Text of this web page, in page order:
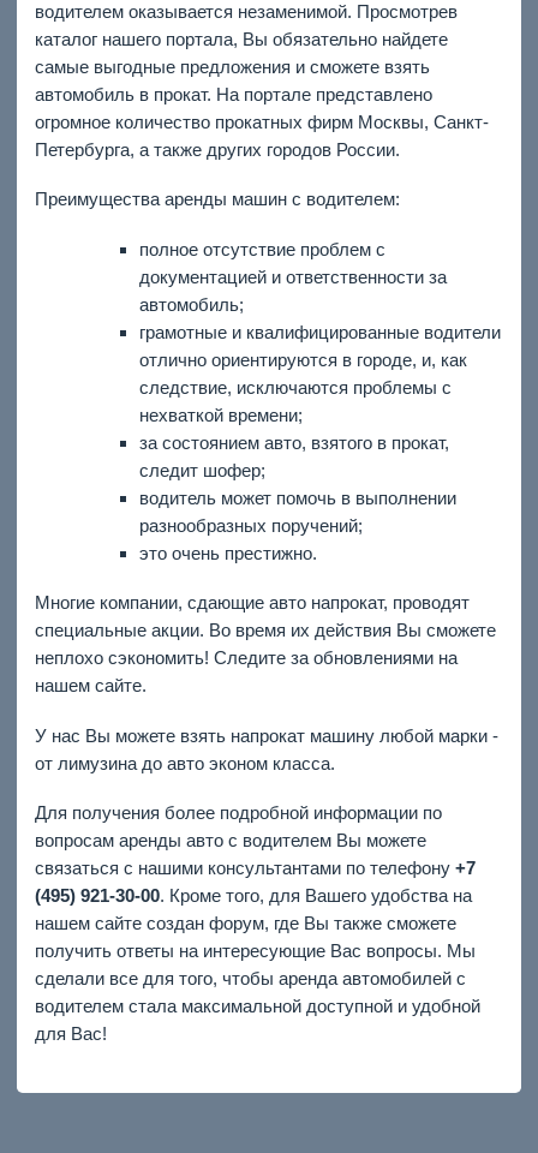
водителем оказывается незаменимой. Просмотрев
каталог нашего портала, Вы обязательно найдете
самые выгодные предложения и сможете взять
автомобиль в прокат. На портале представлено
огромное количество прокатных фирм Москвы, Санкт-
Петербурга, а также других городов России.
Преимущества аренды машин с водителем:
полное отсутствие проблем с
документацией и ответственности за
автомобиль;
грамотные и квалифицированные водители
отлично ориентируются в городе, и, как
следствие, исключаются проблемы с
нехваткой времени;
за состоянием авто, взятого в прокат,
следит шофер;
водитель может помочь в выполнении
разнообразных поручений;
это очень престижно.
Многие компании, сдающие авто напрокат, проводят
специальные акции. Во время их действия Вы сможете
неплохо сэкономить! Следите за обновлениями на
нашем сайте.
У нас Вы можете взять напрокат машину любой марки -
от лимузина до авто эконом класса.
Для получения более подробной информации по
вопросам аренды авто с водителем Вы можете
связаться с нашими консультантами по телефону +7
(495) 921-30-00. Кроме того, для Вашего удобства на
нашем сайте создан форум, где Вы также сможете
получить ответы на интересующие Вас вопросы. Мы
сделали все для того, чтобы аренда автомобилей с
водителем стала максимальной доступной и удобной
для Вас!